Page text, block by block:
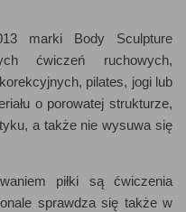
marki Body Sculpture
ćwiczeń ruchowych,
pilates, jogi lub
o porowatej strukturze,
a także nie wysuwa się
piłki są ćwiczenia
sprawdza się także w